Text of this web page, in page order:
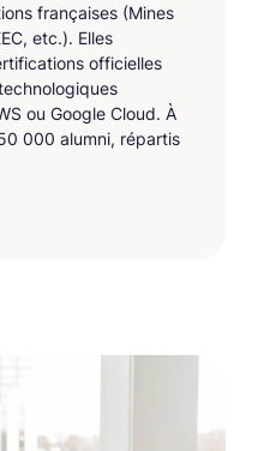
françaises (Mines
etc.). Elles
officielles
ou Google Cloud. À
000 alumni, répartis